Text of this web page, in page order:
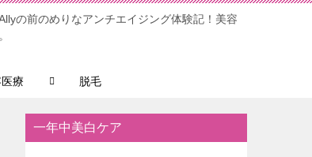
の前のめりなアンチエイジング体験記！美容
療 脱毛
一年中美白ケア